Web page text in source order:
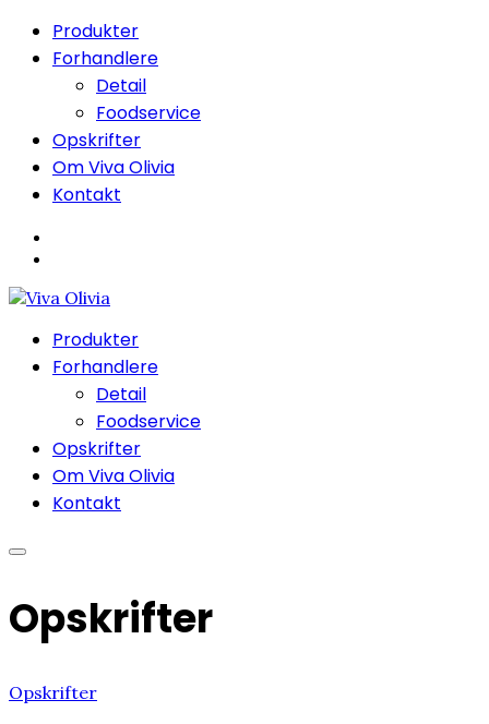
Produkter
Forhandlere
Detail
Foodservice
Opskrifter
Om Viva Olivia
Kontakt
Produkter
Forhandlere
Detail
Foodservice
Opskrifter
Om Viva Olivia
Kontakt
Opskrifter
Opskrifter